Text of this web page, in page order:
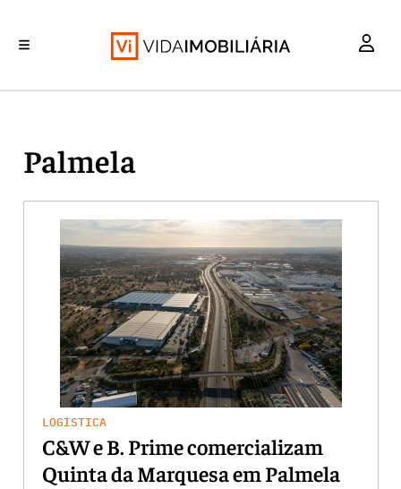
Palmela
LOGÍSTICA
C&W e B. Prime comercializam
Quinta da Marquesa em Palmela